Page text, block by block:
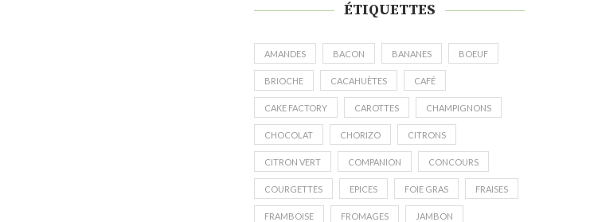
ÉTIQUETTES
AMANDES BACON BANANES BOEUF
BRIOCHE CACAHUÈTES CAFÉ
CAKE FACTORY CAROTTES CHAMPIGNONS
CHOCOLAT CHORIZO CITRONS
CITRON VERT COMPANION CONCOURS
COURGETTES EPICES FOIE GRAS FRAISES
FRAMBOISE FROMAGES JAMBON